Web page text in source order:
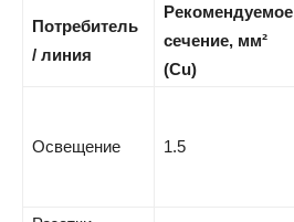
Потребитель
/ линия
Рекомендуемое
сечение, мм²
(Cu)
Освещение 1.5